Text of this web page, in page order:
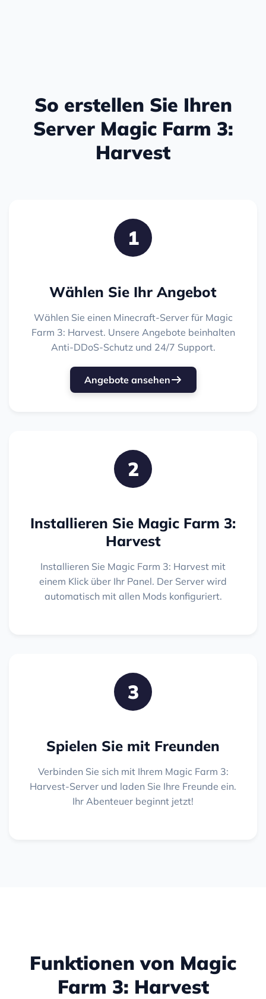
So erstellen Sie Ihren
Server Magic Farm 3:
Harvest
1
Wählen Sie Ihr Angebot
Wählen Sie einen Minecraft-Server für Magic
Farm 3: Harvest. Unsere Angebote beinhalten
Anti-DDoS-Schutz und 24/7 Support.
Angebote ansehen
2
Installieren Sie Magic Farm 3:
Harvest
Installieren Sie Magic Farm 3: Harvest mit
einem Klick über Ihr Panel. Der Server wird
automatisch mit allen Mods konfiguriert.
3
Spielen Sie mit Freunden
Verbinden Sie sich mit Ihrem Magic Farm 3:
Harvest-Server und laden Sie Ihre Freunde ein.
Ihr Abenteuer beginnt jetzt!
Funktionen von Magic
Farm 3: Harvest